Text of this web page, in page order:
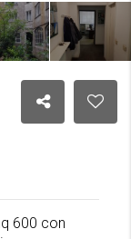
600 con